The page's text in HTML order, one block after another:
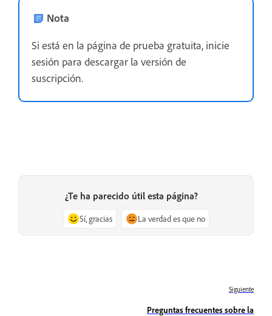
Nota
Si está en la página de prueba gratuita, inicie
sesión para descargar la versión de
suscripción.
¿Te ha parecido útil esta página?
Sí, gracias La verdad es que no
Siguiente
Preguntas frecuentes sobre la